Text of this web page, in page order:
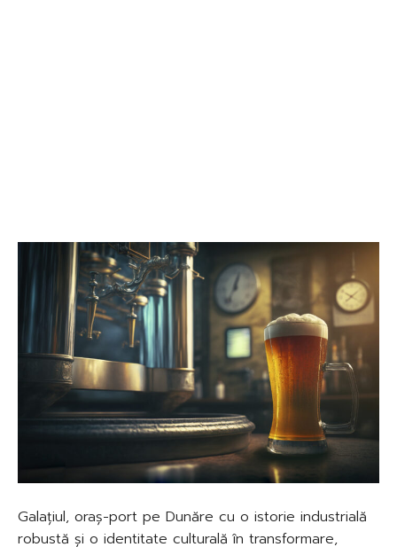
Galațiul, oraș-port pe Dunăre cu o istorie industrială
robustă și o identitate culturală în transformare,